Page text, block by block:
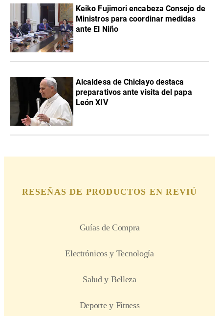
Keiko Fujimori encabeza Consejo de
Ministros para coordinar medidas
ante El Niño
Alcaldesa de Chiclayo destaca
preparativos ante visita del papa
León XIV